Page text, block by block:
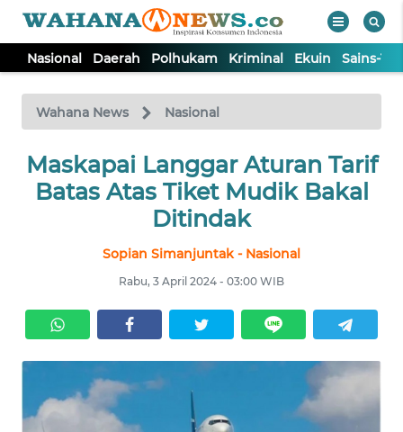
Nasional Daerah Polhukam Kriminal Ekuin Sains-
Wahana News Nasional
Maskapai Langgar Aturan Tarif
Batas Atas Tiket Mudik Bakal
Ditindak
Sopian Simanjuntak - Nasional
Rabu, 3 April 2024 - 03:00 WIB
TV
Tutup
NASIONAL
KRIMINAL
EKUIN
SAINS-TEKNO